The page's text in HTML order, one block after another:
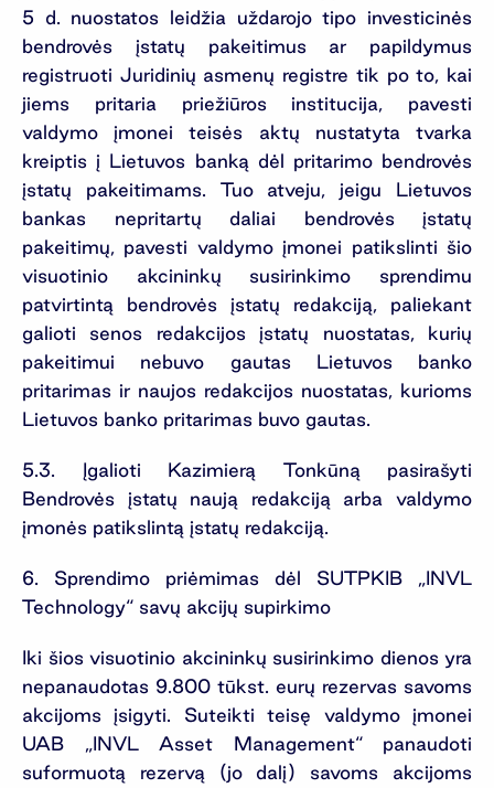
5 d. nuostatos leidžia uždarojo tipo investicinės
bendrovės įstatų pakeitimus ar papildymus
registruoti Juridinių asmenų registre tik po to, kai
jiems pritaria priežiūros institucija, pavesti
valdymo įmonei teisės aktų nustatyta tvarka
kreiptis į Lietuvos banką dėl pritarimo bendrovės
įstatų pakeitimams. Tuo atveju, jeigu Lietuvos
bankas nepritartų daliai bendrovės įstatų
pakeitimų, pavesti valdymo įmonei patikslinti šio
visuotinio akcininkų susirinkimo sprendimu
patvirtintą bendrovės įstatų redakciją, paliekant
galioti senos redakcijos įstatų nuostatas, kurių
pakeitimui nebuvo gautas Lietuvos banko
pritarimas ir naujos redakcijos nuostatas, kurioms
Lietuvos banko pritarimas buvo gautas.
5.3. Įgalioti Kazimierą Tonkūną pasirašyti
Bendrovės įstatų naują redakciją arba valdymo
įmonės patikslintą įstatų redakciją.
6. Sprendimo priėmimas dėl SUTPKIB „INVL
Technology“ savų akcijų supirkimo
Iki šios visuotinio akcininkų susirinkimo dienos yra
nepanaudotas 9.800 tūkst. eurų rezervas savoms
akcijoms įsigyti. Suteikti teisę valdymo įmonei
UAB „INVL Asset Management“ panaudoti
suformuotą rezervą (jo dalį) savoms akcijoms